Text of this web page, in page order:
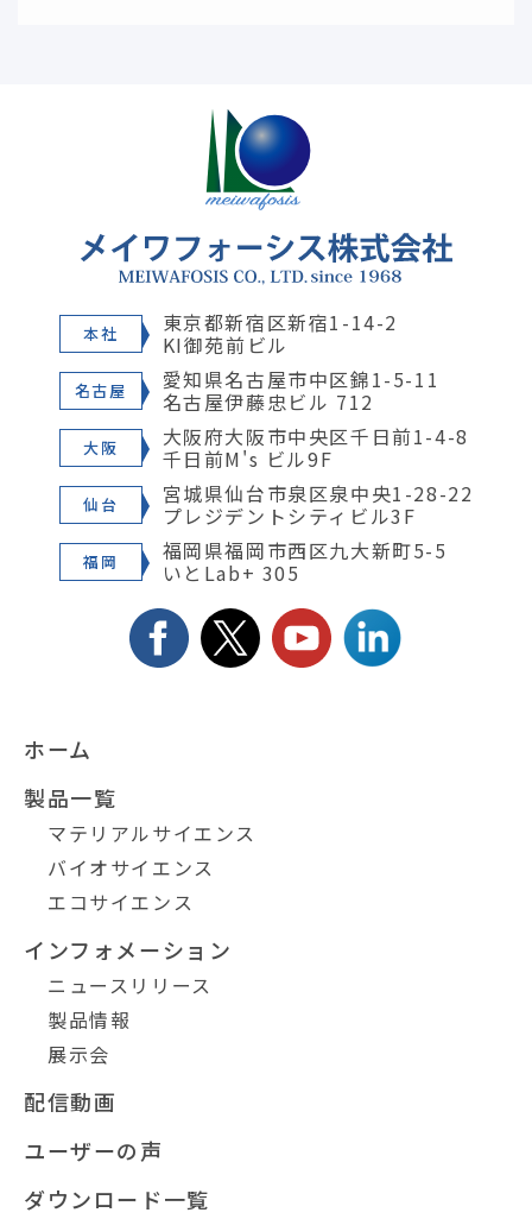
本社 東京都新宿区新宿1-14-2
KI御苑前ビル
名古屋 愛知県名古屋市中区錦1-5-11
名古屋伊藤忠ビル 712
大阪 大阪府大阪市中央区千日前1-4-8
千日前M's ビル9F
仙台 宮城県仙台市泉区泉中央1-28-22
プレジデントシティビル3F
福岡 福岡県福岡市西区九大新町5-5
いとLab+ 305
ホーム
製品一覧
マテリアルサイエンス
バイオサイエンス
エコサイエンス
インフォメーション
ニュースリリース
製品情報
展示会
配信動画
ユーザーの声
ダウンロード一覧